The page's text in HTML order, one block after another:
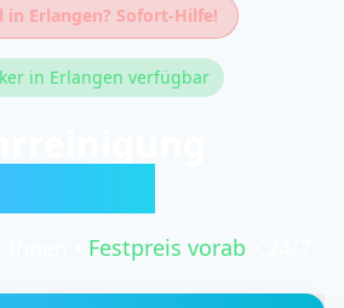
in Erlangen? Sofort-Hilfe!
in Erlangen verfügbar
Festpreis vorab